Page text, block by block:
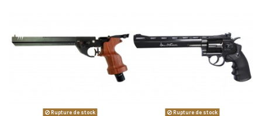
Rupture de stock Rupture de stock